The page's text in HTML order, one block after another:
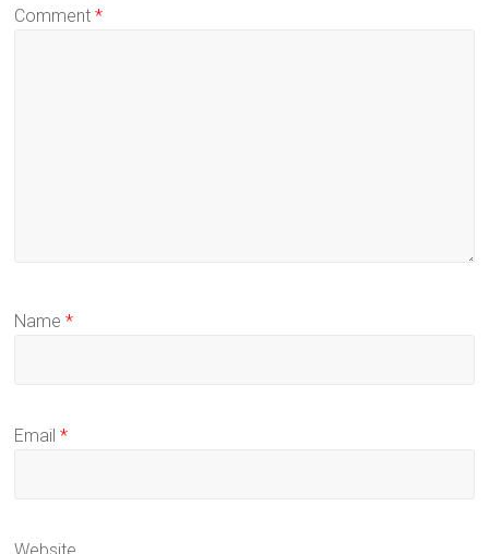
Comment*
Name*
Email*